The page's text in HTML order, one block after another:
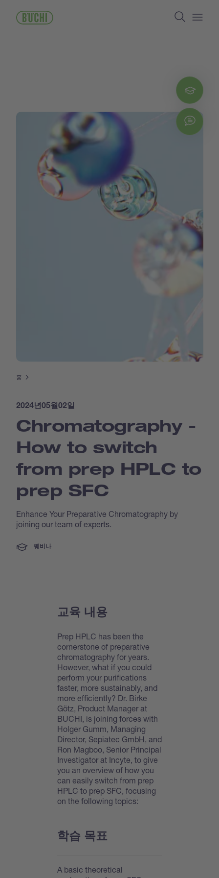
Search
홈
2024년05월02일
Chromatography -
How to switch
from prep HPLC to
prep SFC
Enhance Your Preparative Chromatography by
joining our team of experts.
웨비나
교육 내용
Prep HPLC has been the
cornerstone of preparative
chromatography for years.
However, what if you could
perform your purifications
faster, more sustainably, and
more efficiently? Dr. Birke
Götz, Product Manager at
BUCHI, is joining forces with
Holger Gumm, Managing
Director, Sepiatec GmbH, and
Ron Magboo, Senior Principal
Investigator at Incyte, to give
you an overview of how you
can easily switch from prep
HPLC to prep SFC, focusing
on the following topics:
학습 목표
A basic theoretical